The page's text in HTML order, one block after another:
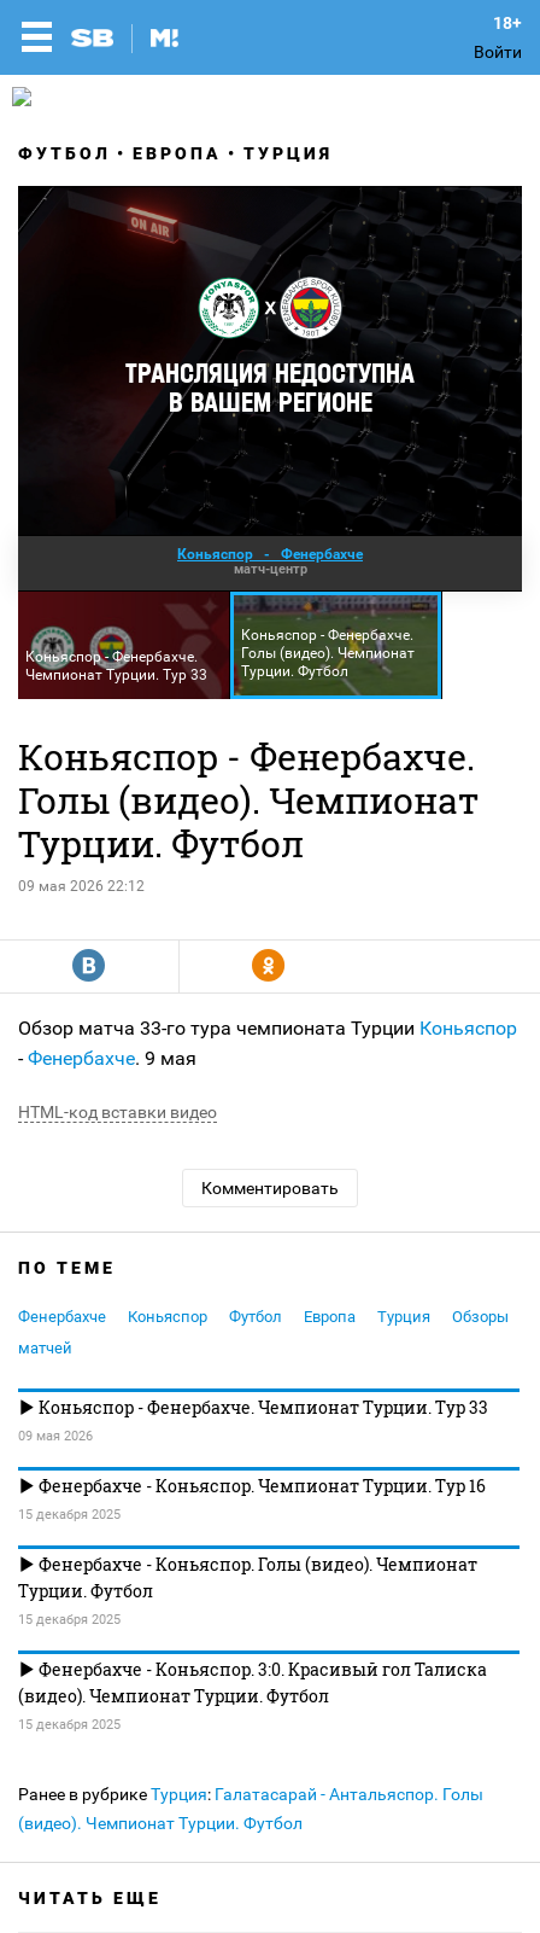
Войти
ФУТБОЛ ЕВРОПА ТУРЦИЯ
Коньяспор - Фенербахче
матч-центр
Коньяспор - Фенербахче.
Чемпионат Турции. Тур 33
Коньяспор - Фенербахче.
Голы (видео). Чемпионат
Турции. Футбол
Коньяспор - Фенербахче.
Голы (видео). Чемпионат
Турции. Футбол
09 мая 2026 22:12
R Y
Обзор матча 33-го тура чемпионата Турции Коньяспор
-Фенербахче. 9 мая
HTML-код вставки видео
Комментировать
ПО ТЕМЕ
Фенербахче Коньяспор Футбол Европа Турция
Обзоры
матчей
Коньяспор - Фенербахче. Чемпионат Турции. Тур 33
09 мая 2026
Фенербахче - Коньяспор. Чемпионат Турции. Тур 16
15 декабря 2025
Фенербахче - Коньяспор. Голы (видео). Чемпионат
Турции. Футбол
15 декабря 2025
Фенербахче - Коньяспор. 3:0. Красивый гол Талиска
(видео). Чемпионат Турции. Футбол
15 декабря 2025
Ранее в рубрикеТурция: Галатасарай - Антальяспор. Голы
(видео). Чемпионат Турции. Футбол
ЧИТАТЬ ЕЩЕ